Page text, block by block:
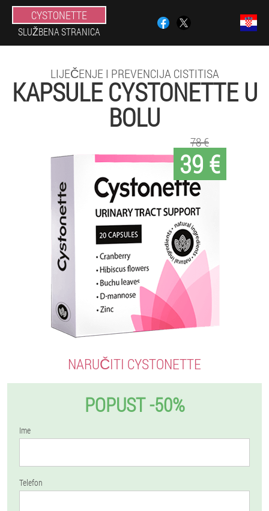
CYSTONETTE
SLUŽBENA STRANICA
LIJEČENJE I PREVENCIJA CISTITISA
KAPSULE CYSTONETTE U
BOLU
39 €
78 €
NARUČITI CYSTONETTE
POPUST -50%
Ime
Telefon